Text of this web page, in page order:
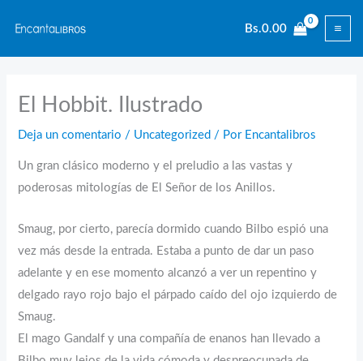
contenido
Bs.0.00
El Hobbit. Ilustrado
Deja un comentario / Uncategorized / Por Encantalibros
Un gran clásico moderno y el preludio a las vastas y
poderosas mitologías de El Señor de los Anillos.
Smaug, por cierto, parecía dormido cuando Bilbo espió una
vez más desde la entrada. Estaba a punto de dar un paso
adelante y en ese momento alcanzó a ver un repentino y
delgado rayo rojo bajo el párpado caído del ojo izquierdo de
Smaug.
El mago Gandalf y una compañía de enanos han llevado a